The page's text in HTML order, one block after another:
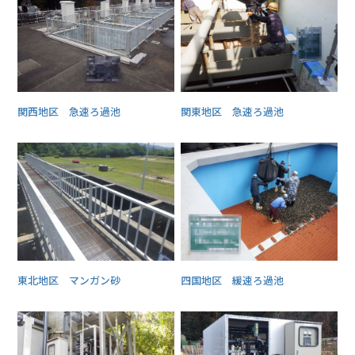
関西地区 急速ろ過池 関東地区 急速ろ過池
東北地区 マンガン砂 四国地区 緩速ろ過池